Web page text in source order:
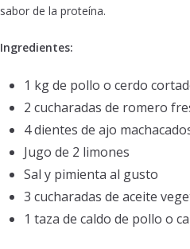
sabor de la proteína.
Ingredientes:
1 kg de pollo o cerdo
2 cucharadas de romero
4 dientes de ajo
Jugo de 2 limones
Sal y pimienta al gusto
3 cucharadas de aceite
1 taza de caldo de pollo o